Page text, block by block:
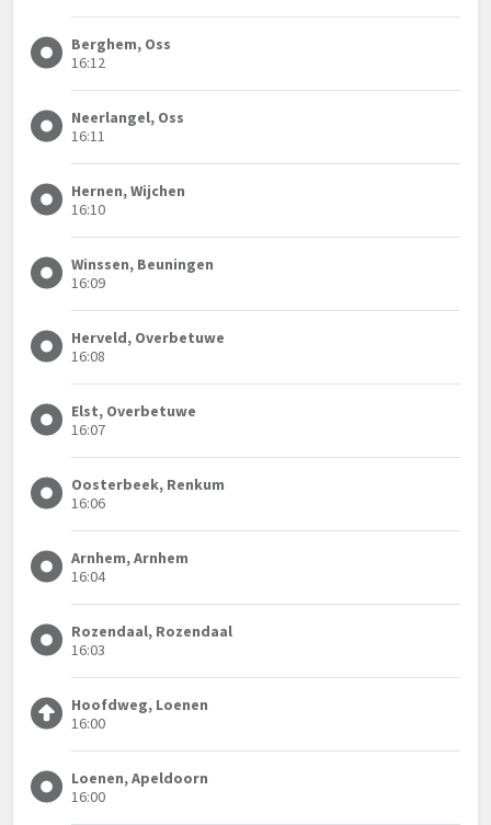
Berghem, Oss
16:12
Neerlangel, Oss
16:11
Hernen, Wijchen
16:10
Winssen, Beuningen
16:09
Herveld, Overbetuwe
16:08
Elst, Overbetuwe
16:07
Oosterbeek, Renkum
16:06
Arnhem, Arnhem
16:04
Rozendaal, Rozendaal
16:03
Hoofdweg, Loenen
16:00
Loenen, Apeldoorn
16:00